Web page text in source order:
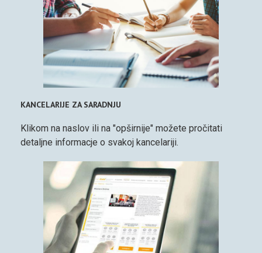
KANCELARIJE ZA SARADNJU
Klikom na naslov ili na "opširnije" možete pročitati
detaljne informacje o svakoj kancelariji.